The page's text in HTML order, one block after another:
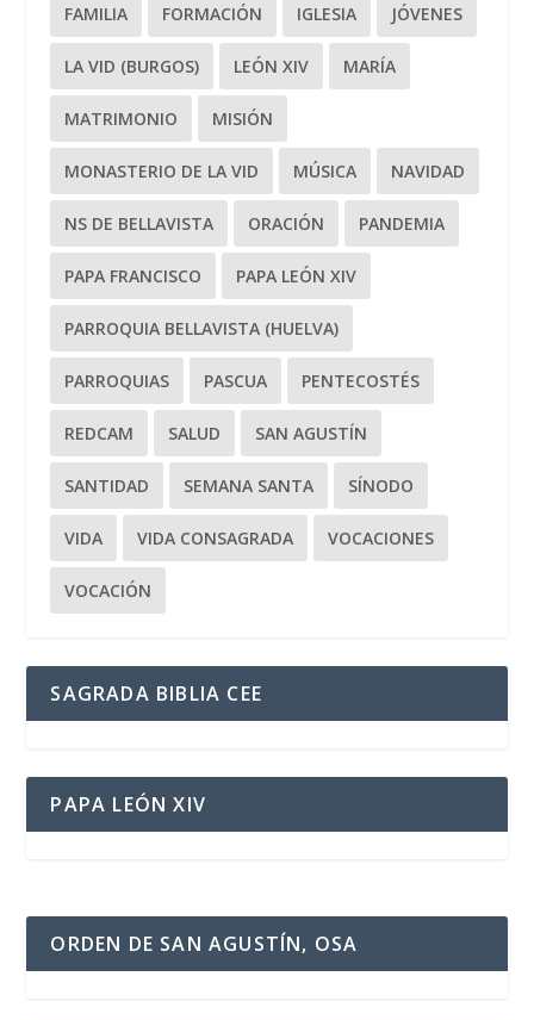
FAMILIA FORMACIÓN IGLESIA JÓVENES
LA VID (BURGOS) LEÓN XIV MARÍA
MATRIMONIO MISIÓN
MONASTERIO DE LA VID MÚSICA NAVIDAD
NS DE BELLAVISTA ORACIÓN PANDEMIA
PAPA FRANCISCO PAPA LEÓN XIV
PARROQUIA BELLAVISTA (HUELVA)
PARROQUIAS PASCUA PENTECOSTÉS
REDCAM SALUD SAN AGUSTÍN
SANTIDAD SEMANA SANTA SÍNODO
VIDA VIDA CONSAGRADA VOCACIONES
VOCACIÓN
SAGRADA BIBLIA CEE
PAPA LEÓN XIV
ORDEN DE SAN AGUSTÍN, OSA